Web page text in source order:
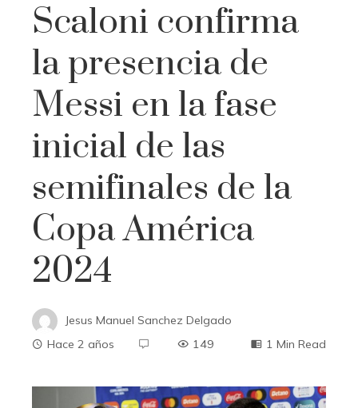
Scaloni confirma
la presencia de
Messi en la fase
inicial de las
semifinales de la
Copa América
2024
Jesus Manuel Sanchez Delgado
Hace 2 años
149 1 Min Read